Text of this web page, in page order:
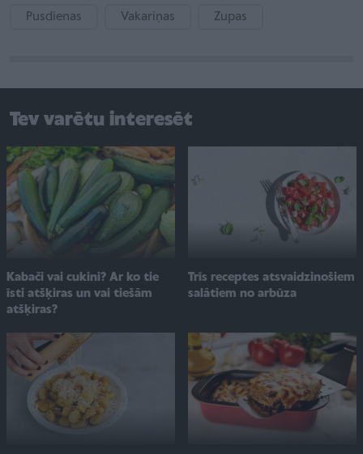
Pusdienas Vakariņas Zupas
Tev varētu interesēt
Kabači vai cukini? Ar ko tie
īsti atšķiras un vai tiešām
atšķiras?
Trīs receptes atsvaidzinošiem
salātiem no arbūza